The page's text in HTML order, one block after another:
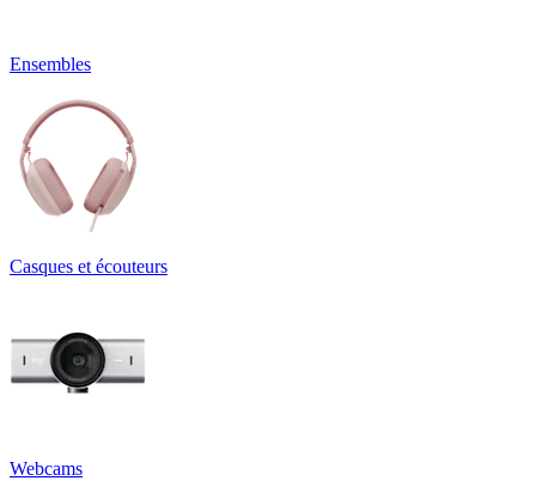
Ensembles
Casques et écouteurs
Webcams